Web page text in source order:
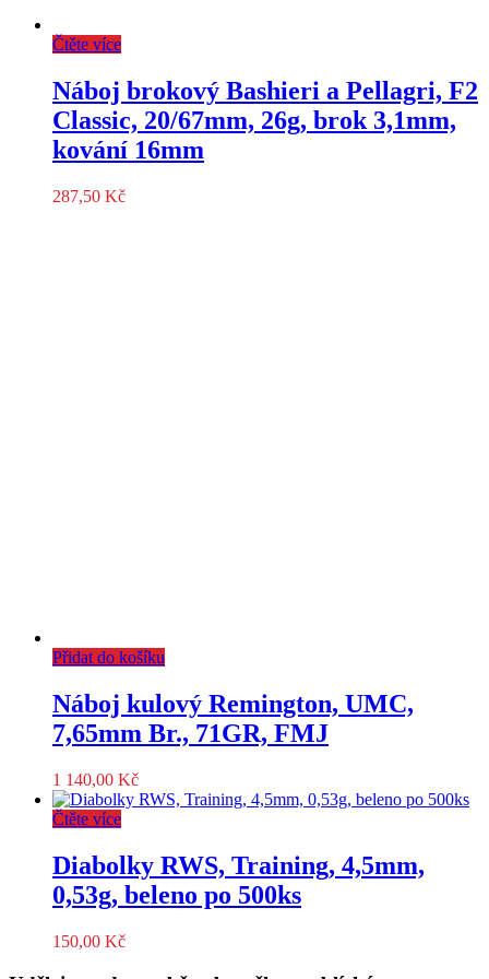
Čtěte více
Náboj brokový Bashieri a Pellagri, F2
Classic, 20/67mm, 26g, brok 3,1mm,
kování 16mm
287,50 Kč
Přidat do košíku
Náboj kulový Remington, UMC,
7,65mm Br., 71GR, FMJ
1 140,00 Kč
Čtěte více
Diabolky RWS, Training, 4,5mm,
0,53g, beleno po 500ks
150,00 Kč